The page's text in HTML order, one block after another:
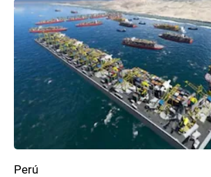
Perú